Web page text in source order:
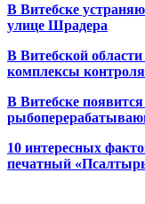
В Витебске
улице Шрадера
В Витебской
комплексы контроля
В Витебске
10 интересных
печатный